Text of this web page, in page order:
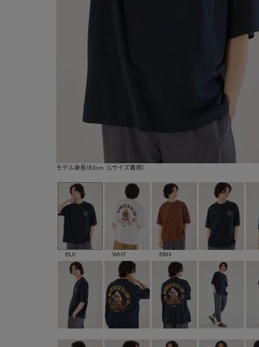
モデル身長183cm（Lサイズ着用）
BLK WHT BRN